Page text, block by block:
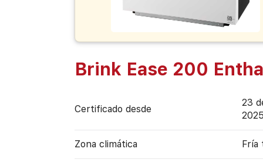
Brink Ease 200
Certificado desde
23
Zona climática Fría